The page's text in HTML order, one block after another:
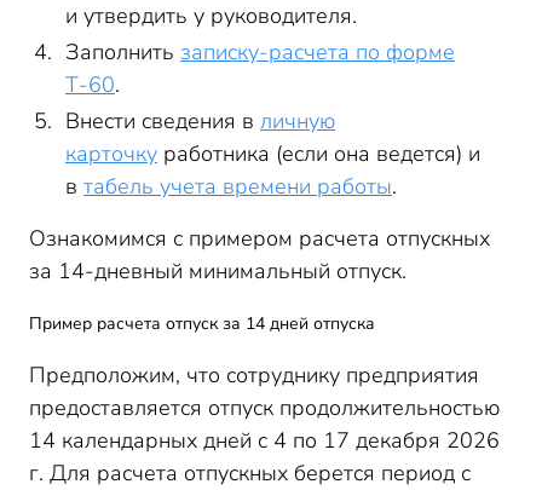
и утвердить у руководителя.
Заполнить записку-расчета по форме
Т-60.
Внести сведения в личную
карточку работника (если она ведется) и
в табель учета времени работы.
Ознакомимся с примером расчета отпускных
за 14-дневный минимальный отпуск.
Пример расчета отпуск за 14 дней отпуска
Предположим, что сотруднику предприятия
предоставляется отпуск продолжительностью
14 календарных дней с 4 по 17 декабря 2026
г. Для расчета отпускных берется период с